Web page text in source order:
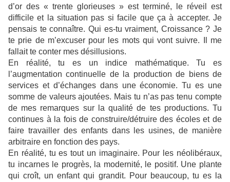
d’or des « trente glorieuses » est terminé, le réveil est
difficile et la situation pas si facile que ça à accepter. Je
pensais te connaître. Qui es-tu vraiment, Croissance ? Je
te prie de m’excuser pour les mots qui vont suivre. Il me
fallait te conter mes désillusions.
En réalité, tu es un indice mathématique. Tu es
l’augmentation continuelle de la production de biens de
services et d’échanges dans une économie. Tu es une
somme de valeurs ajoutées. Mais tu n’as pas tenu compte
de mes remarques sur la qualité de tes productions. Tu
continues à la fois de construire/détruire des écoles et de
faire travailler des enfants dans les usines, de manière
arbitraire en fonction des pays.
En réalité, tu es tout un imaginaire. Pour les néolibéraux,
tu incarnes le progrès, la modernité, le positif. Une plante
qui croît, un enfant qui grandit. Pour beaucoup, tu es la